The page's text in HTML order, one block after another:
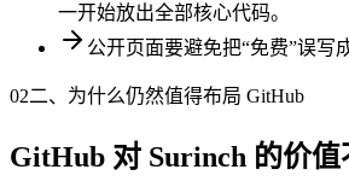
一开始放出全部核心代码。
公开页面要避免把“免费”误写
02二、为什么仍然值得布局 GitHub
GitHub 对 Surinch 的价值